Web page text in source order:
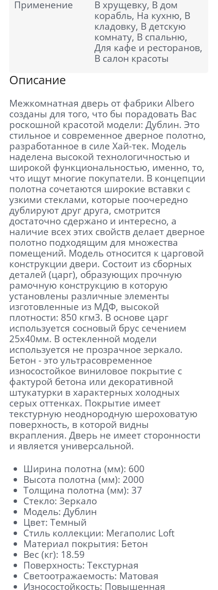
Применение
В хрущевку, В дом
корабль, На кухню, В
кладовку, В детскую
комнату, В спальню,
Для кафе и ресторанов,
В салон красоты
Описание
Межкомнатная дверь от фабрики Albero
созданы для того, что бы порадовать Вас
роскошной красотой модели: Дублин. Это
стильное и современное дверное полотно,
разработанное в силе Хай-тек. Модель
наделена высокой технологичностью и
широкой функциональностью, именно, то,
что ищут многие покупатели. В концепции
полотна сочетаются широкие вставки с
узкими стеклами, которые поочередно
дублируют друг друга, смотрится
достаточно сдержано и интересно, а
наличие всех этих свойств делает дверное
полотно подходящим для множества
помещений. Модель относится к царговой
конструкции двери. Состоит из сборных
деталей (царг), образующих прочную
рамочную конструкцию в которую
установлены различные элементы
изготовленные из МДФ, высокой
плотности: 850 кгм3. В основе царг
используется сосновый брус сечением
25х40мм. В остекленной модели
используется не прозрачное зеркало.
Бетон - это ультрасовременное
износостойкое виниловое покрытие с
фактурой бетона или декоративной
штукатурки в характерных холодных
серых оттенках. Покрытие имеет
текстурную неоднородную шероховатую
поверхность, в которой видны
вкрапления. Дверь не имеет сторонности
и является универсальной.
Ширина полотна (мм): 600
Высота полотна (мм): 2000
Толщина полотна (мм): 37
Стекло: Зеркало
Модель: Дублин
Цвет: Темный
Стиль коллекции: Мегаполис Loft
Материал покрытия: Бетон
Вес (кг): 18.59
Поверхность: Текстурная
Светоотражаемость: Матовая
Износостойкость: Повышенная